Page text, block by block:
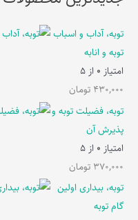
توبه، آداب و اسباب
توبه و انابه
امتیاز 0 از 5
430,000 تومان
توبه، فضیلت توبه و
پذیرش آن
امتیاز 0 از 5
370,000 تومان
توبه، بیداری اولین
گام توبه